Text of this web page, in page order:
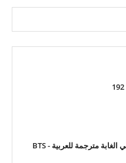
الحلقة 1 من بتس في الغابة مترجمة للعربية - BTS